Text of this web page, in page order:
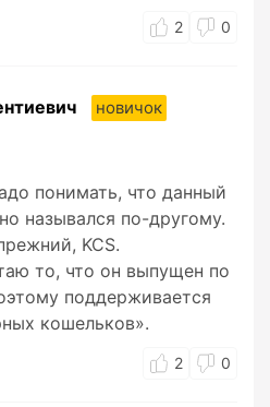
2 0
новичок
понимать, что данный
назывался по-другому.
KCS.
то, что он выпущен по
поддерживается
кошельков».
2 0